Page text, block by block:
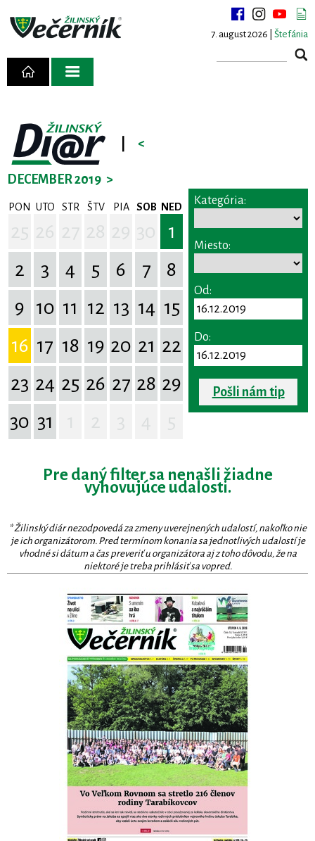
7. august 2026 | Štefánia
<
DECEMBER 2019 >
PON UTO STR ŠTV PIA SOB NED
1
2
3 4 5 6 7
8
9 10 11 12 13 14 15
16 17 18 19 20 21 22
23 24 25 26 27 28 29
30 31
Kategória:
Miesto:
Od:
Do:
Pošli nám tip
Pre daný filter sa nenašli žiadne
vyhovujúce udalosti.
* Žilinský diár nezodpovedá za zmeny uverejnených udalostí, nakoľko nie
je ich organizátorom. Pred termínom konania sa jednotlivých udalostí je
vhodné si dátum a čas preveriť u organizátora aj z toho dôvodu, že na
niektoré je treba prihlásiť sa vopred.